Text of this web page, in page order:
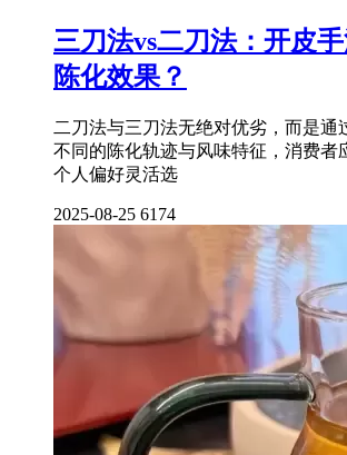
三刀法vs二刀法：开皮
陈化效果？
二刀法与三刀法无绝对优劣，而是通
不同的陈化轨迹与风味特征，消费者
个人偏好灵活选
2025-08-25 6174